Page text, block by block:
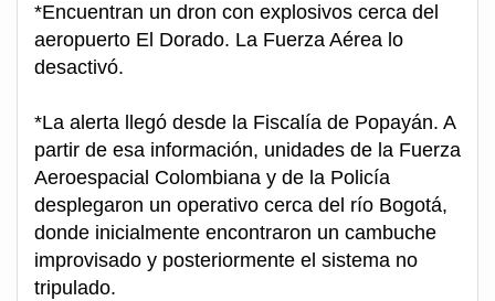
*Encuentran un dron con explosivos cerca del
aeropuerto El Dorado. La Fuerza Aérea lo
desactivó.
*La alerta llegó desde la Fiscalía de Popayán. A
partir de esa información, unidades de la Fuerza
Aeroespacial Colombiana y de la Policía
desplegaron un operativo cerca del río Bogotá,
donde inicialmente encontraron un cambuche
improvisado y posteriormente el sistema no
tripulado.